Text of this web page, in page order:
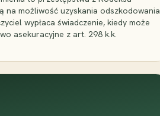
możliwość uzyskania odszkodowania
wypłaca świadczenie, kiedy może
asekuracyjne z art. 298 k.k.